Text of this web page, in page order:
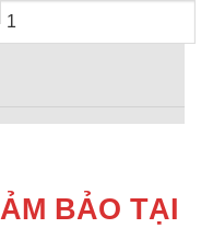
BẢO TẠI